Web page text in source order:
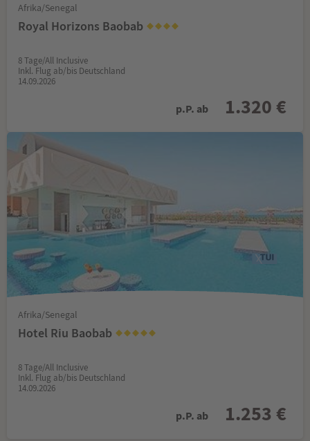
Afrika/Senegal
Royal Horizons Baobab
8 Tage/All Inclusive
Inkl. Flug ab/bis Deutschland
14.09.2026
p.P. ab 1.320 €
Afrika/Senegal
Hotel Riu Baobab
8 Tage/All Inclusive
Inkl. Flug ab/bis Deutschland
14.09.2026
p.P. ab 1.253 €